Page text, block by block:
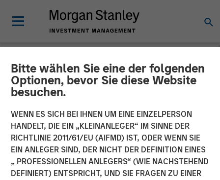
Bitte wählen Sie eine der folgenden
Optionen, bevor Sie diese Website
besuchen.
WENN ES SICH BEI IHNEN UM EINE EINZELPERSON
HANDELT, DIE EIN „KLEINANLEGER“ IM SINNE DER
RICHTLINIE 2011/61/EU (AIFMD) IST, ODER WENN SIE
EIN ANLEGER SIND, DER NICHT DER DEFINITION EINES
„ PROFESSIONELLEN ANLEGERS“ (WIE NACHSTEHEND
DEFINIERT) ENTSPRICHT, UND SIE FRAGEN ZU EINER
NEWSROOM
Medsphere Closes $32
Million Financing Led by
Morgan Stanley Expansion
Capital